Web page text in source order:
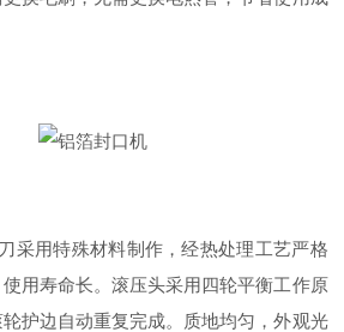
用特殊材料制作，经热处理工艺严格
用寿命长。滚压头采用四轮平衡工作原
护边自动重复完成。质地均匀，外观光